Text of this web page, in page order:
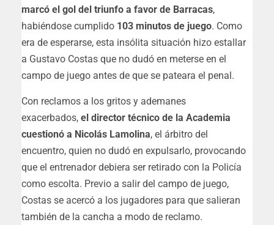
marcó el gol del triunfo a favor de Barracas,
habiéndose cumplido 103 minutos de juego. Como
era de esperarse, esta insólita situación hizo estallar
a Gustavo Costas que no dudó en meterse en el
campo de juego antes de que se pateara el penal.
Con reclamos a los gritos y ademanes
exacerbados, el director técnico de la Academia
cuestionó a Nicolás Lamolina, el árbitro del
encuentro, quien no dudó en expulsarlo, provocando
que el entrenador debiera ser retirado con la Policía
como escolta. Previo a salir del campo de juego,
Costas se acercó a los jugadores para que salieran
también de la cancha a modo de reclamo.